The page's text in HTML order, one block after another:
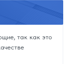
так как это